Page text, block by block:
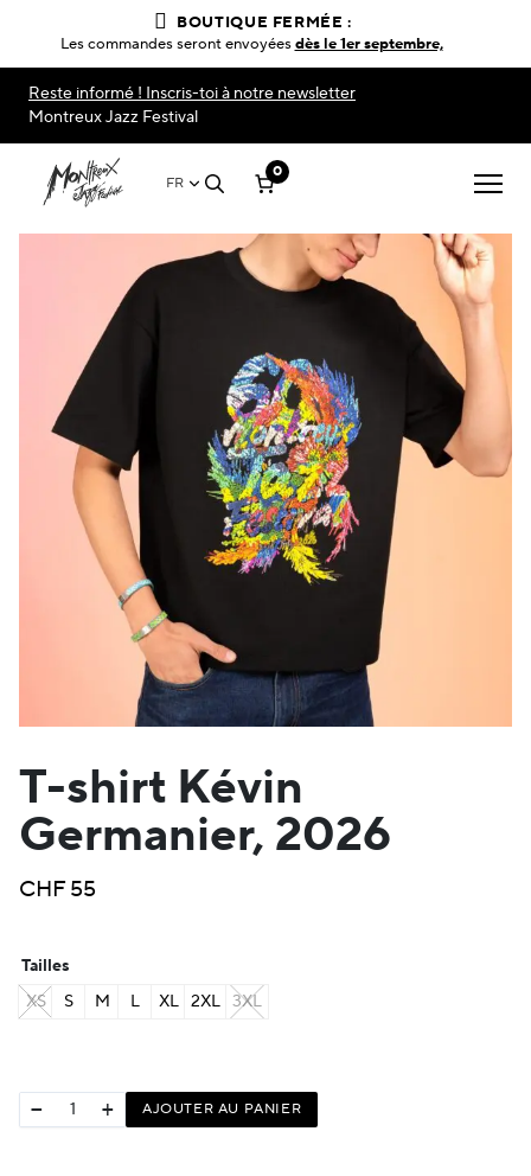
Reste informé ! Inscris-toi à notre newsletter
Montreux Jazz Festival
FR
0
T-shirt Kévin
Germanier, 2026
CHF55
Tailles
XS
S M L XL 2XL 3XL
− + AJOUTER AU PANIER
BOUTIQUE FERMÉE :
Les commandes seront envoyéesdès le 1er septembre,